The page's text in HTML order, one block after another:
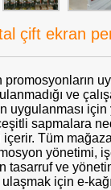
çift ekran
ve
uygulanması
sapmalara
içerir. Tüm
yönetimi,
tasarruf ve
için e-